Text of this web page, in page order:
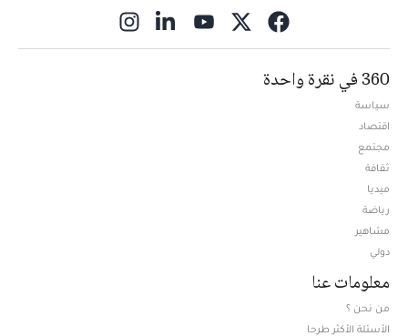
360 في نقرة واحدة
سياسة
اقتصاد
مجتمع
ثقافة
ميديا
رياضة
مشاهير
دولي
معلومات عنا
من نحن ؟
الأسئلة الأكثر طرحا